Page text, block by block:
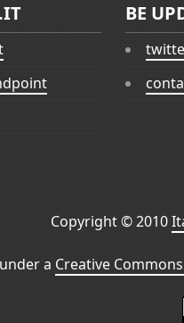
BE
Copyright © 2010
a Creative